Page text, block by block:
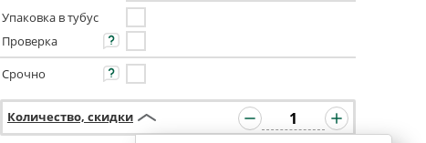
Упаковка в тубус
Проверка
Срочно
Количество, скидки